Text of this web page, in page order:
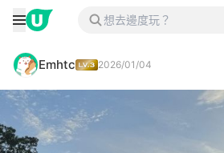
Emhtc 2026/01/04